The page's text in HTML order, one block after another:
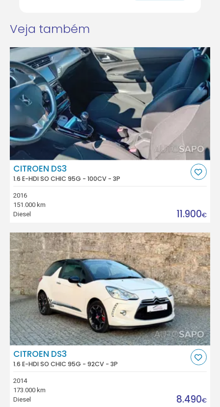
Veja também
CITROEN DS3
1.6 E-HDI SO CHIC 95G - 100CV - 3P
2016
151.000 km
Diesel
11.900€
CITROEN DS3
1.6 E-HDI SO CHIC 95G - 92CV - 3P
2014
173.000 km
Diesel
8.490€